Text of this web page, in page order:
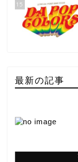
15
最新の記事